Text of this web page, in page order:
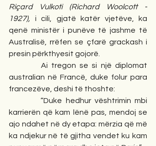
Riçard Vulkoti (Richard Woolcott -
1927), i cili, gjatë katër vjetëve, ka
qenë ministër i punëve të jashme të
Australisë, rrëfen se çfarë grackash i
presin përkthyesit gojorë.
australian në Francë, duke folur para
francezëve, deshi të thoshte:
         “Duke hedhur vështrimin mbi
karrierën që kam lënë pas, mendoj se
ajo ndahet në dy etapa: mërzia që më
ka ndjekur në të gjitha vendet ku kam